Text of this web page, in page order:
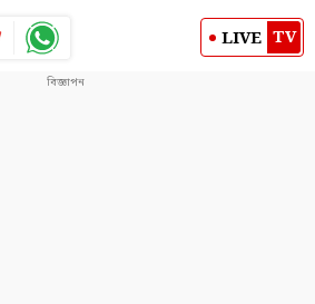
LIVE TV